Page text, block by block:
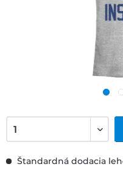
Štandardná dodacia